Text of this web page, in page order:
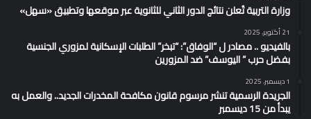
وزارة التربية تُعلن نتائج الدور الثاني للثانوية عبر موقعها وتطبيق «سهل»
21 أكتوبر، 2025
بالفيديو .. مصادر ل “الوفاق”: “تبخر” الطلبات الإسكانية لمزوري الجنسية
بفضل حرب ” اليوسف” ضد المزورين
1 ديسمبر، 2025
الجريدة الرسمية تنشر مرسوم قانون مكافحة المخدرات الجديد.. والعمل به
يبدأ من 15 ديسمبر